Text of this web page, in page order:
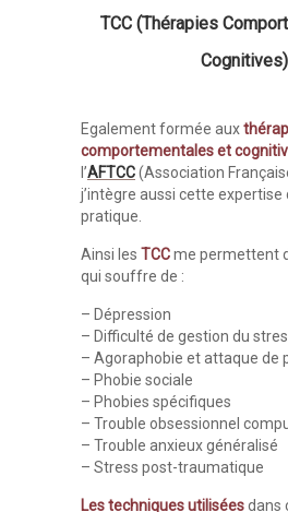
TCC (Thérapies
Cognitives)
Egalement formée aux
comportementales et
l’AFTCC(Association
j’intègre aussi cette expertise
pratique.
Ainsi les TCCme permettent
qui souffre de :
– Dépression
– Difficulté de gestion du
– Agoraphobie et attaque de
– Phobie sociale
– Phobies spécifiques
– Trouble obsessionnel
– Trouble anxieux généralisé
– Stress post-traumatique
Les techniques utiliséesdans